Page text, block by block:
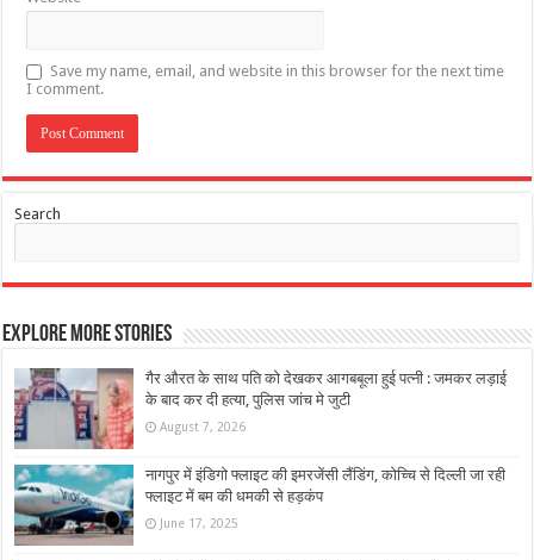
Save my name, email, and website in this browser for the next time
I comment.
Search
Explore More Stories
गैर औरत के साथ पति को देखकर आगबबूला हुई पत्नी : जमकर लड़ाई
के बाद कर दी हत्या, पुलिस जांच मे जुटी
August 7, 2026
नागपुर में इंडिगो फ्लाइट की इमरजेंसी लैंडिंग, कोच्चि से दिल्ली जा रही
फ्लाइट में बम की धमकी से हड़कंप
June 17, 2025